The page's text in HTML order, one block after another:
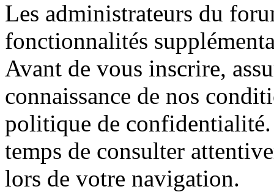
Les administrateurs du
fonctionnalités
Avant de vous inscrire,
connaissance de nos
politique de
temps de consulter
lors de votre navigation.